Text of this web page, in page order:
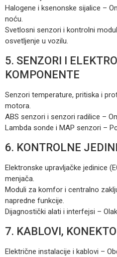
Halogene i ksenonske sijalice –
noću.
Svetlosni senzori i kontrolni
osvetljenje u vozilu.
5. SENZORI I
KOMPONENTE
Senzori temperature, pritiska i
motora.
ABS senzori i senzori radilice –
Lambda sonde i MAP senzori –
6. KONTROLNE
Elektronske upravljačke jedinice
menjača.
Moduli za komfor i centralno
napredne funkcije.
Dijagnostički alati i interfejsi –
7. KABLOVI,
Električne instalacije i kablovi –